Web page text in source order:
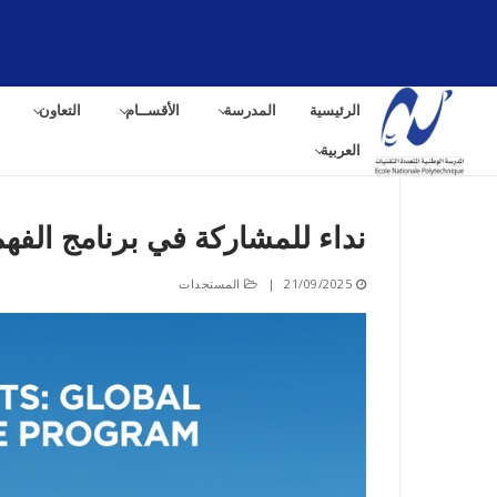
الرئيسية المدرسة الأقســام التعاون
العربية
عن:
نداء للمشاركة في برنامج الفهم
21/09/2025
| المستجدات